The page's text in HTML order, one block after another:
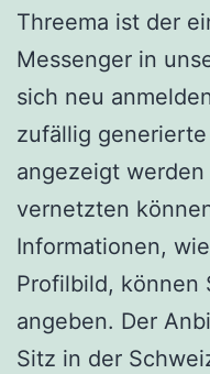
Threema ist der
Messenger in
sich neu
zufällig
angezeigt
vernetzten
Informationen,
Profilbild, können
angeben. Der
Sitz in der